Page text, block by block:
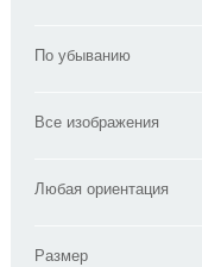
По убыванию
Все изображения
Любая ориентация
Размер